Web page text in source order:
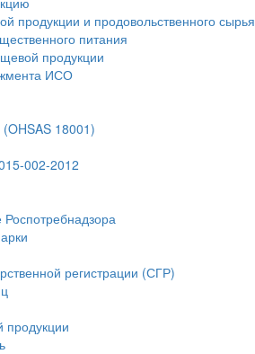
продукции и продовольственного сырья
питания
продукции
ИСО
18001)
002-2012
регистрации (СГР)